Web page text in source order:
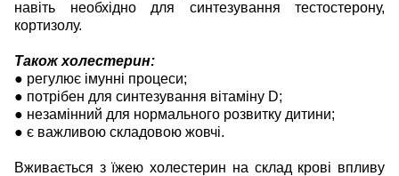
навіть необхідно для синтезування тестостерону,
кортизолу.
Також холестерин:
● регулює імунні процеси;
● потрібен для синтезування вітаміну D;
● незамінний для нормального розвитку дитини;
● є важливою складовою жовчі.
Вживається з їжею холестерин на склад крові впливу